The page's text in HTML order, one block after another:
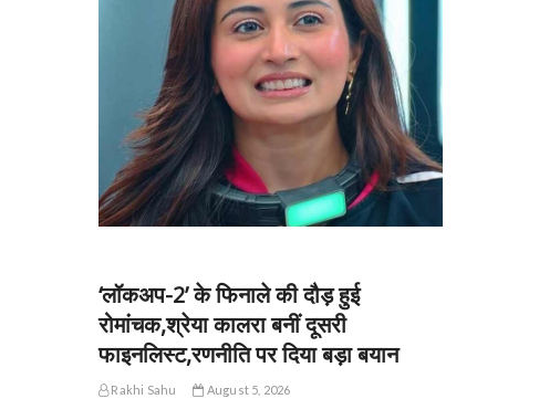
‘लॉकअप-2’ के फिनाले की दौड़ हुई
रोमांचक,श्रेया कालरा बनीं दूसरी
फाइनलिस्ट,रणनीति पर दिया बड़ा बयान
Rakhi Sahu August 5, 2026